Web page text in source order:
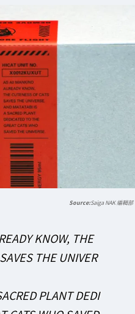
Saiga NAK 編輯部
KNOW, THE
THE UNIVER
PLANT DEDI